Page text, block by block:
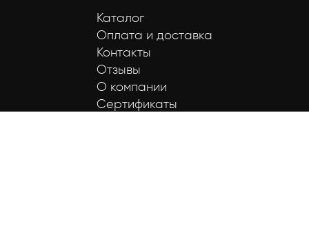
Каталог
Оплата и доставка
Контакты
Отзывы
О компании
Сертификаты